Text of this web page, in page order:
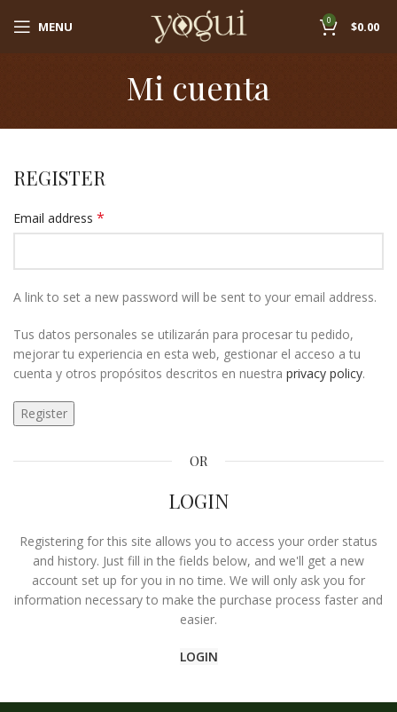
MENU 0 $0.00
Mi cuenta
REGISTER
Email address *
A link to set a new password will be sent to your email address.
Tus datos personales se utilizarán para procesar tu pedido,
mejorar tu experiencia en esta web, gestionar el acceso a tu
cuenta y otros propósitos descritos en nuestra privacy policy.
Register
OR
LOGIN
Registering for this site allows you to access your order status
and history. Just fill in the fields below, and we'll get a new
account set up for you in no time. We will only ask you for
information necessary to make the purchase process faster and
easier.
LOGIN